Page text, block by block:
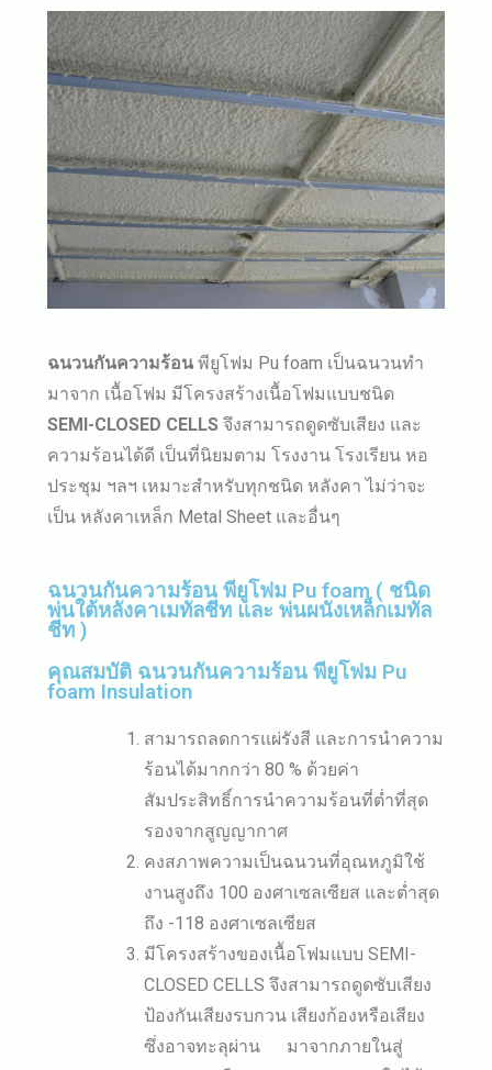
ฉนวนกันความร้อน พียูโฟม Pu foam เป็นฉนวนทำ
มาจาก เนื้อโฟม มีโครงสร้างเนื้อโฟมแบบชนิด
SEMI-CLOSED CELLS จึงสามารถดูดซับเสียง และ
ความร้อนได้ดี เป็นที่นิยมตาม โรงงาน โรงเรียน หอ
ประชุม ฯลฯ เหมาะสำหรับทุกชนิด หลังคา ไม่ว่าจะ
เป็น หลังคาเหล็ก Metal Sheet และอื่นๆ
ฉนวนกันความร้อน พียูโฟม Pu foam ( ชนิด
พ่นใต้หลังคาเมทัลชีท และ พ่นผนังเหล็กเมทัล
ชีท )
คุณสมบัติ ฉนวนกันความร้อน พียูโฟม Pu
foam Insulation
สามารถลดการแผ่รังสี และการนำความ
ร้อนได้มากกว่า 80 % ด้วยค่า
สัมประสิทธิ์การนำความร้อนที่ต่ำที่สุด
รองจากสูญญากาศ
คงสภาพความเป็นฉนวนที่อุณหภูมิใช้
งานสูงถึง 100 องศาเซลเซียส และต่ำสุด
ถึง -118 องศาเซลเซียส
มีโครงสร้างของเนื้อโฟมแบบ SEMI-
CLOSED CELLS จึงสามารถดูดซับเสียง
ป้องกันเสียงรบกวน เสียงก้องหรือเสียง
ซึ่งอาจทะลุผ่าน มาจากภายในสู่